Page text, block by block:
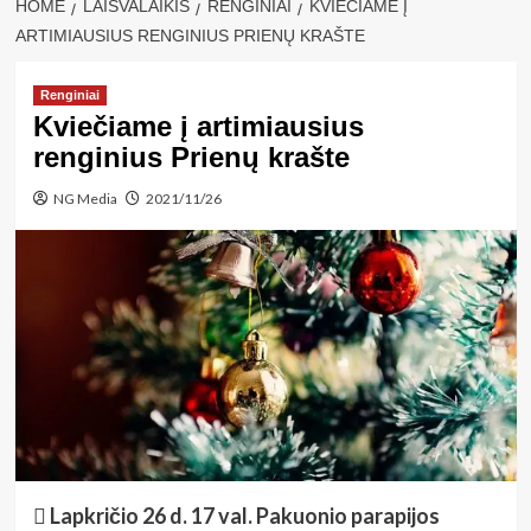
HOME LAISVALAIKIS RENGINIAI
KVIEČIAME Į
ARTIMIAUSIUS RENGINIUS PRIENŲ KRAŠTE
Renginiai
Kviečiame į artimiausius
renginius Prienų krašte
NG Media 2021/11/26
 Lapkričio 26 d. 17 val. Pakuonio parapijos